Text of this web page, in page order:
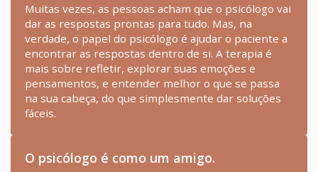
Muitas vezes, as pessoas acham que o psicólogo vai
dar as respostas prontas para tudo. Mas, na
verdade, o papel do psicólogo é ajudar o paciente a
encontrar as respostas dentro de si. A terapia é
mais sobre refletir, explorar suas emoções e
pensamentos, e entender melhor o que se passa
na sua cabeça, do que simplesmente dar soluções
fáceis.
O psicólogo é como um amigo.